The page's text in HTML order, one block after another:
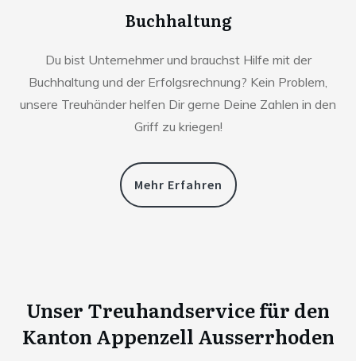
Buchhaltung
Du bist Unternehmer und brauchst Hilfe mit der
Buchhaltung und der Erfolgsrechnung? Kein Problem,
unsere Treuhänder helfen Dir gerne Deine Zahlen in den
Griff zu kriegen!
Mehr Erfahren
Unser Treuhandservice für den
Kanton Appenzell Ausserrhoden